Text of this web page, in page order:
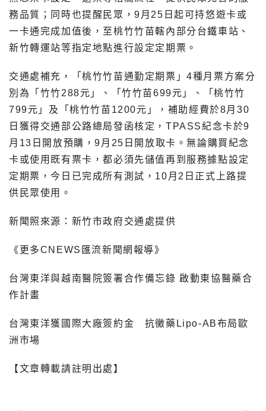
務品質；同時也提醒民眾，9月25日起可持悠遊卡或
一卡通完成加值後，至桃竹竹苗轄內部分台鐵車站、
新竹轉運站等指定地點進行設定定期票。
交通處補充，「桃竹竹苗通勤定期票」4種月票方案分
別為「竹竹288元」、「竹竹苗699元」、「桃竹竹
799元」及「桃竹竹苗1200元」，補助經費於8月30
日獲得交通部公路總局發函核定，TPASS紀念卡於9
月13日開放預購，9月25日開放取卡。無論購買紀念
卡或使用既有票卡，都必須先儲值再到服務據點設定
定期票，今日已完成所有測試，10月2日正式上路提
供民眾使用。
新聞照來源：新竹市政府交通處提供
《更多CNEWS匯流新聞網報導》
台灣東洋與越南醫院簽署合作備忘錄 啟動東協醫藥合
作計畫
台灣東洋獲國際大廠簽約金 抗黴藥Lipo-AB布局歐
洲市場
【文章轉載請註明出處】